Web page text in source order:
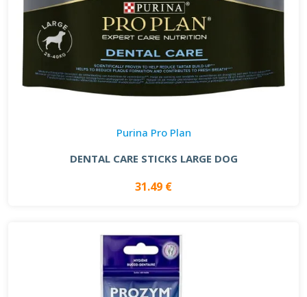
Purina Pro Plan
DENTAL CARE STICKS LARGE DOG
31.49 €